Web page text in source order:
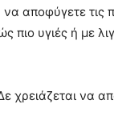
αποφύγετε τις
πιο υγιές ή με
χρειάζεται να